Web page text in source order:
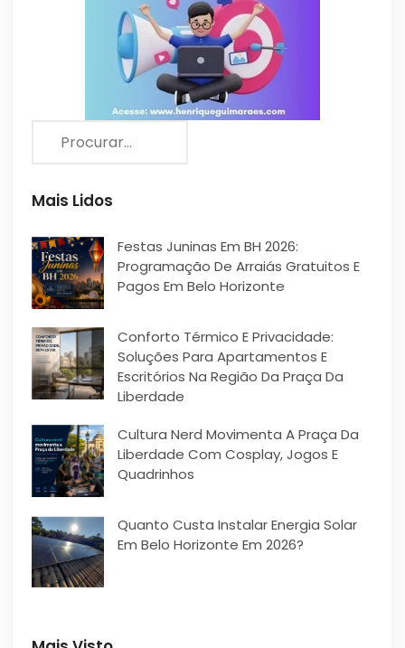
Mais Lidos
Festas Juninas Em BH 2026:
Programação De Arraiás Gratuitos E
Pagos Em Belo Horizonte
Conforto Térmico E Privacidade:
Soluções Para Apartamentos E
Escritórios Na Região Da Praça Da
Liberdade
Cultura Nerd Movimenta A Praça Da
Liberdade Com Cosplay, Jogos E
Quadrinhos
Quanto Custa Instalar Energia Solar
Em Belo Horizonte Em 2026?